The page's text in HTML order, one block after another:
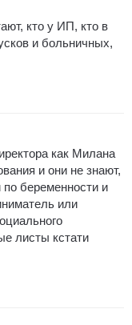
кто у ИП, кто в
и больничных,
как Милана
и они не знают,
беременности и
или
листы кстати